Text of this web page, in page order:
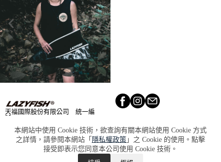
本網站中使用 Cookie 技術，欲查詢有關本網站使用 Cookie 方式
之詳情，請參閱本網站「 隱私權政策 」之 Cookie 的使用。點擊
接受即表示您同意本公司使用 Cookie 技術。
天福國際股份有限公司 統一編
號：90020668
About​
Press
Lookbook​
Retailers​
Terms &
Conditions